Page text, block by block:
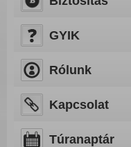
GYIK
Rólunk
Kapcsolat
Túranaptár